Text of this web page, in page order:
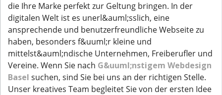
die Ihre Marke perfekt zur Geltung bringen. In der
digitalen Welt ist es unerl&auml;sslich, eine
ansprechende und benutzerfreundliche Webseite zu
haben, besonders f&uuml;r kleine und
mittelst&auml;ndische Unternehmen, Freiberufler und
Vereine. Wenn Sie nach G&uuml;nstigem Webdesign
Basel suchen, sind Sie bei uns an der richtigen Stelle.
Unser kreatives Team begleitet Sie von der ersten Idee